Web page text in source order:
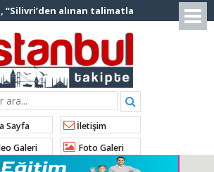
katılan ilçe belediye
Özdemir’e ziyaret
Başkanı Eren Ali
Müdürlüğünden
Şanlı Topraklarda:
paylaşımı
Başkanı Orhan
Sayfa
İletişim
Galeri
Foto Galeri